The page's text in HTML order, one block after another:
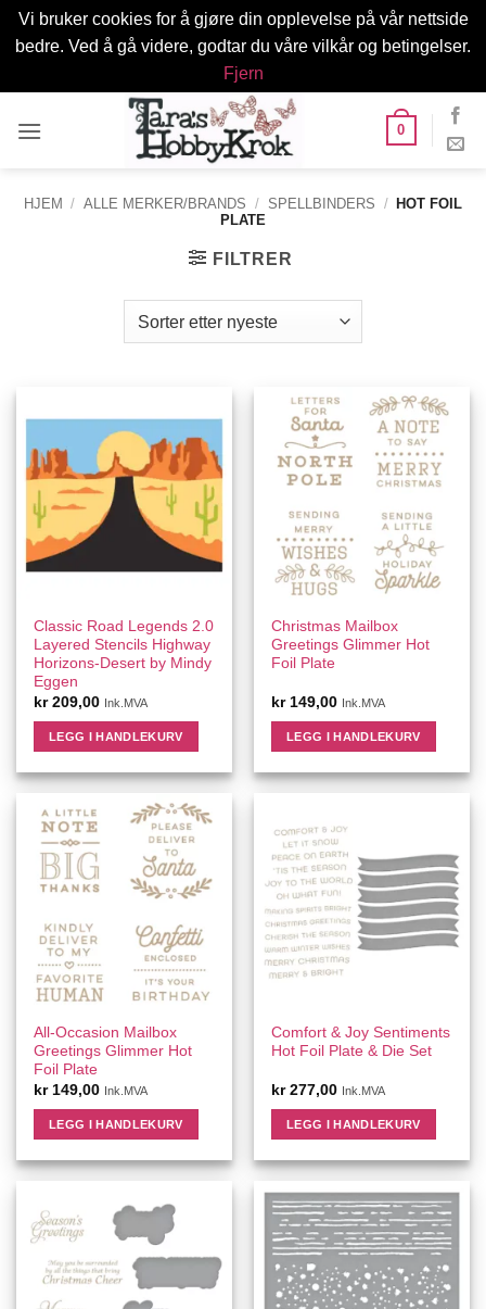
Vi bruker cookies for å gjøre din opplevelse på vår nettside
bedre. Ved å gå videre, godtar du våre vilkår og betingelser.
Fjern
0
HJEM / ALLE MERKER/BRANDS / SPELLBINDERS /
HOT FOIL
PLATE
FILTRER
Classic Road Legends 2.0
Layered Stencils Highway
Horizons-Desert by Mindy
Eggen
kr209,00 Ink.MVA
LEGG I HANDLEKURV
Christmas Mailbox
Greetings Glimmer Hot
Foil Plate
kr149,00 Ink.MVA
LEGG I HANDLEKURV
All-Occasion Mailbox
Greetings Glimmer Hot
Foil Plate
kr149,00 Ink.MVA
LEGG I HANDLEKURV
Comfort & Joy Sentiments
Hot Foil Plate & Die Set
kr277,00 Ink.MVA
LEGG I HANDLEKURV